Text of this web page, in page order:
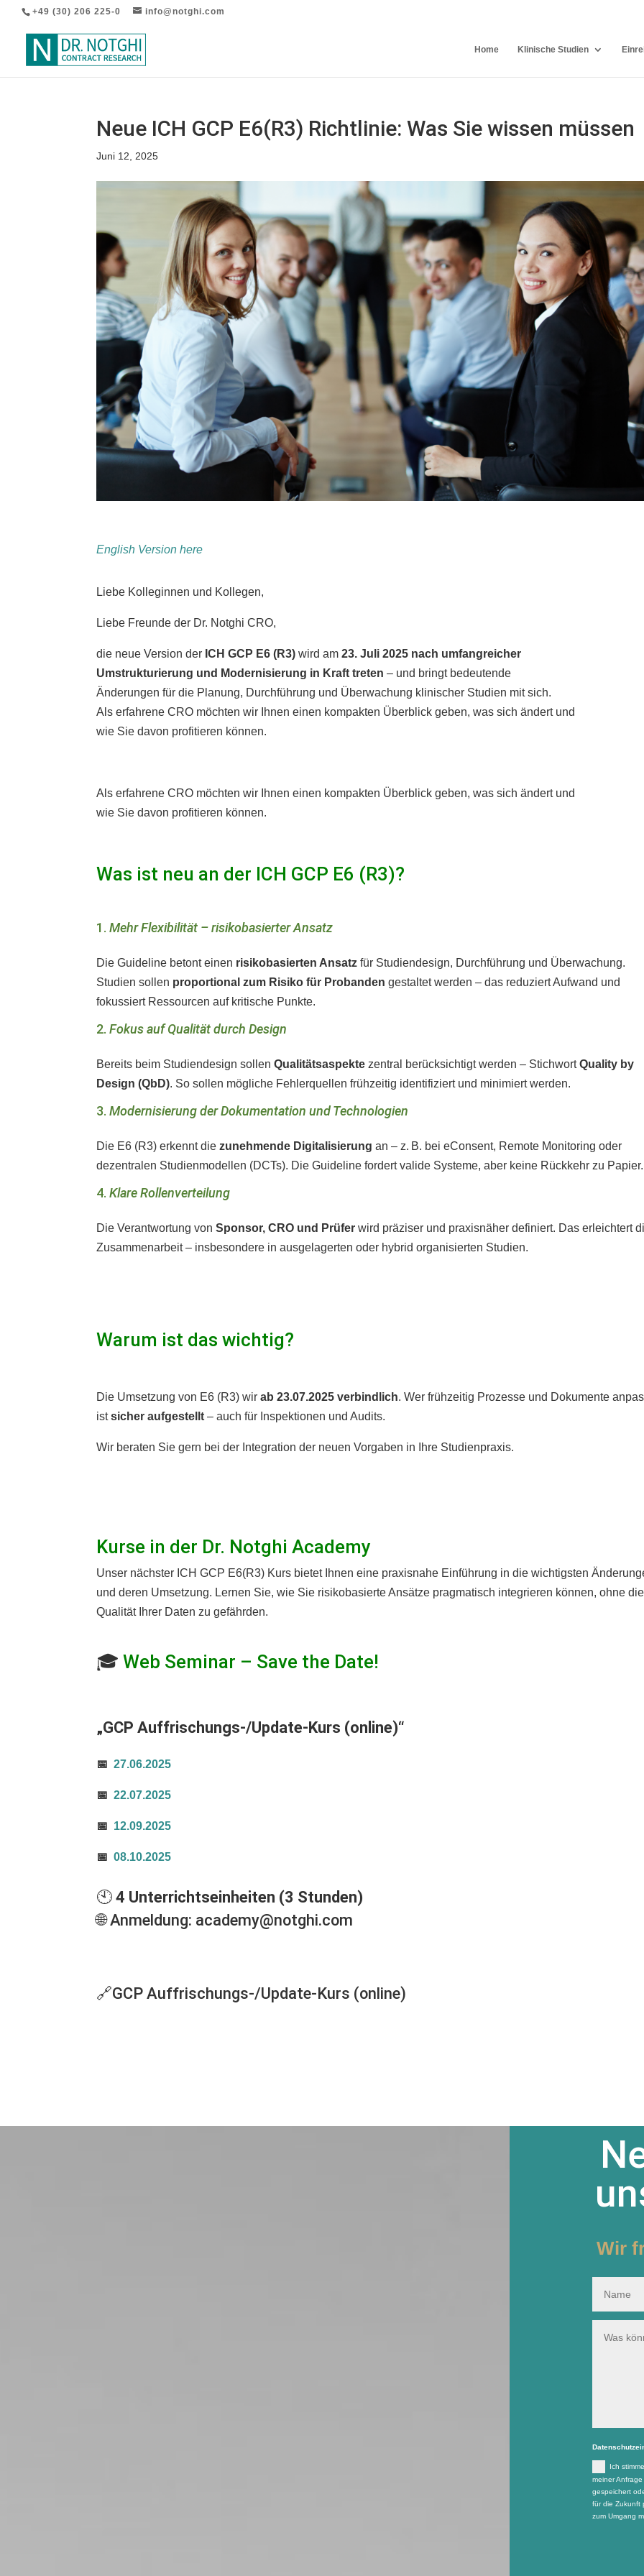
+49 (30) 206 225-0 info@notghi.com
Home Klinische Studien
Neue ICH GCP E6(R3) Richtlinie: Was Sie wissen müssen
Juni 12, 2025
English Version here
Liebe Kolleginnen und Kollegen,
Liebe Freunde der Dr. Notghi CRO,
die neue Version der ICH GCP E6 (R3) wird am 23. Juli 2025 nach umfangreicher
Umstrukturierung und Modernisierung in Kraft treten – und bringt bedeutende
Änderungen für die Planung, Durchführung und Überwachung klinischer Studien mit sich.
Als erfahrene CRO möchten wir Ihnen einen kompakten Überblick geben, was sich ändert und
wie Sie davon profitieren können.
Als erfahrene CRO möchten wir Ihnen einen kompakten Überblick geben, was sich ändert und
wie Sie davon profitieren können.
Was ist neu an der ICH GCP E6 (R3)?
1.Mehr Flexibilität – risikobasierter Ansatz
Die Guideline betont einen risikobasierten Ansatz für Studiendesign, Durchführung und Überwachung.
Studien sollen proportional zum Risiko für Probanden gestaltet werden – das reduziert Aufwand und
fokussiert Ressourcen auf kritische Punkte.
2.Fokus auf Qualität durch Design
Bereits beim Studiendesign sollenQualitätsaspekte zentral berücksichtigt werden – StichwortQuality by
Design (QbD). So sollen mögliche Fehlerquellen frühzeitig identifiziert und minimiert werden.
3.Modernisierung der Dokumentation und Technologien
Die E6 (R3) erkennt diezunehmende Digitalisierung an – z. B. bei eConsent, Remote Monitoring oder
dezentralen Studienmodellen (DCTs). Die Guideline fordert valide Systeme, aber keine Rückkehr zu Papier.
4.Klare Rollenverteilung
Die Verantwortung vonSponsor, CRO und Prüfer wird präziser und praxisnäher definiert. Das erleichtert
Zusammenarbeit – insbesondere in ausgelagerten oder hybrid organisierten Studien.
Warum ist das wichtig?
Die Umsetzung von E6 (R3) wirab 23.07.2025 verbindlich. Wer frühzeitig Prozesse und Dokumente
istsicher aufgestellt – auch für Inspektionen und Audits.
Wir beraten Sie gern bei der Integration der neuen Vorgaben in Ihre Studienpraxis.
Kurse in der Dr. Notghi Academy
Unser nächster ICH GCP E6(R3) Kurs bietet Ihnen eine praxisnahe Einführung in die wichtigsten
und deren Umsetzung. Lernen Sie, wie Sie risikobasierte Ansätze pragmatisch integrieren können, ohne die
Qualität Ihrer Daten zu gefährden.
🎓Web Seminar – Save the Date!
„GCP Auffrischungs-/Update-Kurs (online)“
📅 27.06.2025
📅 22.07.2025
📅 12.09.2025
📅 08.10.2025
🕙4 Unterrichtseinheiten (3 Stunden)
🌐 Anmeldung: academy@notghi.com
🔗GCP Auffrischungs-/Update-Kurs (online)
Wir
Ich
meiner
gespeichert
für die Zukunft
zum Umgang